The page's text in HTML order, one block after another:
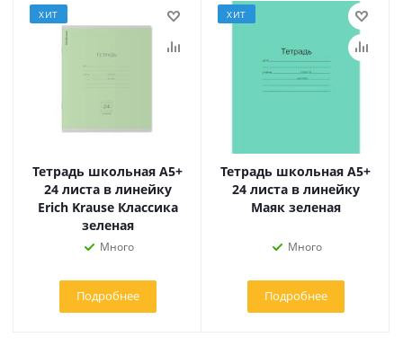
ХИТ
Тетрадь школьная А5+
24 листа в линейку
Erich Krause Классика
зеленая
Много
Подробнее
ХИТ
Тетрадь школьная А5+
24 листа в линейку
Маяк зеленая
Много
Подробнее